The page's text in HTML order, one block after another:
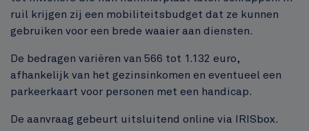
ruil krijgen zij een mobiliteitsbudget dat ze kunnen
gebruiken voor een brede waaier aan diensten.
De bedragen variëren van 566 tot 1.132 euro,
afhankelijk van het gezinsinkomen en eventueel een
parkeerkaart voor personen met een handicap.
De aanvraag gebeurt uitsluitend online via IRISbox.